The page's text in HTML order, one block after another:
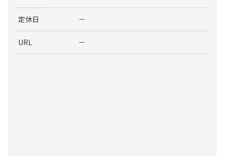
定休日 －
URL －